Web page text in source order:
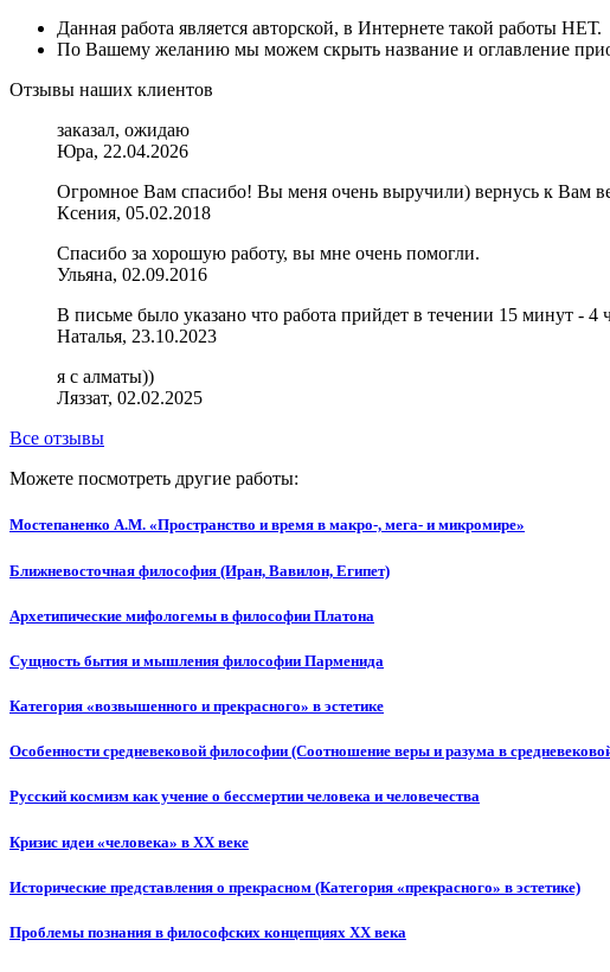
Данная работа является авторской, в Интернете такой работы НЕТ.
По Вашему желанию мы можем скрыть название и оглавление
Отзывы наших клиентов
заказал, ожидаю
Юра, 22.04.2026
Огромное Вам спасибо! Вы меня очень выручили) вернусь к Вам
Ксения, 05.02.2018
Спасибо за хорошую работу, вы мне очень помогли.
Ульяна, 02.09.2016
В письме было указано что работа прийдет в течении 15 минут -
Наталья, 23.10.2023
я с алматы))
Ляззат, 02.02.2025
Все отзывы
Можете посмотреть другие работы:
Мостепаненко А.М. «Пространство и время в макро-, мега- и микромире»
Ближневосточная философия (Иран, Вавилон, Египет)
Архетипические мифологемы в философии Платона
Сущность бытия и мышления философии Парменида
Категория «возвышенного и прекрасного» в эстетике
Особенности средневековой философии (Соотношение веры и разума в
Русский космизм как учение о бессмертии человека и человечества
Кризис идеи «человека» в XX веке
Исторические представления о прекрасном (Категория «прекрасного» в эстетике)
Проблемы познания в философских концепциях XX века